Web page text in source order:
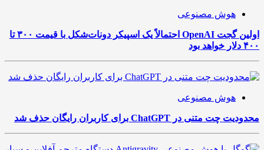
هوش مصنوعی
اولین گجت OpenAI احتمالاً یک اسپیکر دونات‌شکل با قیمت ۳۰۰ تا
۴۰۰ دلار خواهد بود
هوش مصنوعی
محدودیت چت متنی در ChatGPT برای کاربران رایگان حذف شد